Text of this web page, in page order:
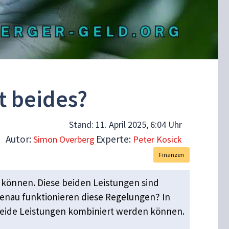
beides?
Stand: 11. April 2025, 6:04 Uhr
Autor:Simon Overberg Experte: Peter Kosick
Finanzen
Diese beiden Leistungen sind
funktionieren diese Regelungen? In
Leistungen kombiniert werden können.